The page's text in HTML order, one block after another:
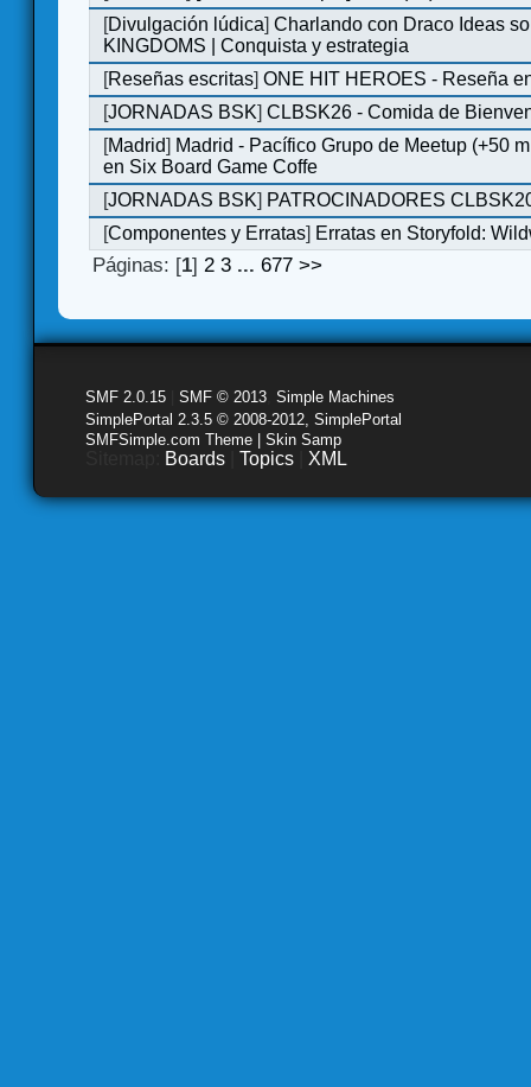
[Divulgación lúdica]Charlando con Draco Ideas
KINGDOMS | Conquista y estrategia
[Reseñas escritas]ONE HIT HEROES - Reseña
[JORNADAS BSK]CLBSK26 - Comida de
[Madrid] Madrid - Pacífico Grupo de Meetup (+50
en Six Board Game Coffe
[JORNADAS BSK] PATROCINADORES
[Componentes y Erratas] Erratas en Storyfold:
Páginas: [1]2 3 ...677 >>
SMF 2.0.15 SMF © 2013 Simple Machines
SimplePortal 2.3.5 © 2008-2012, SimplePortal
SMFSimple.com Theme | Skin Samp
Boards Topics XML